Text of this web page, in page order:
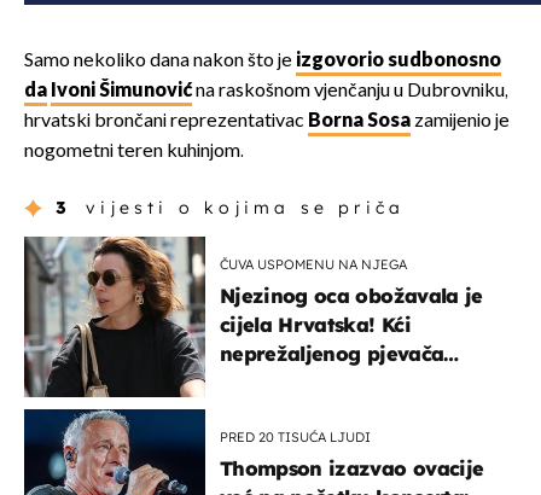
Samo nekoliko dana nakon što je izgovorio sudbonosno
da Ivoni Šimunovićna raskošnom vjenčanju u Dubrovniku,
hrvatski brončani reprezentativac Borna Sosazamijenio je
nogometni teren kuhinjom.
3 vijesti o kojima se priča
ČUVA USPOMENU NA NJEGA
Njezinog oca obožavala je
cijela Hrvatska! Kći
neprežaljenog pjevača
PRED 20 TISUĆA LJUDI
Thompson izazvao ovacije